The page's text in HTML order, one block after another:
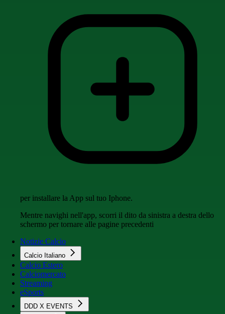
per installare la App sul tuo Iphone.
Mentre navighi nell'app, scorri il dito da sinistra a destra dello
schermo per tornare alle pagine precedenti
Notizie Calcio
Calcio Italiano
Calcio Estero
Calciomercato
Streaming
eSports
DDD X EVENTS